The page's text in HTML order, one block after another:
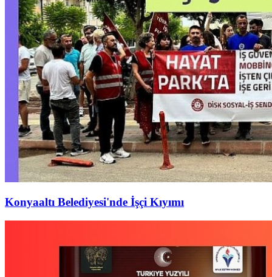
Konyaaltı Belediyesi'nde İşçi Kıyımı